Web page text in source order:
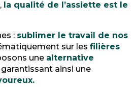
la qualité de l’assiette est le
: sublimer le travail de nos
sur lesfilières
une alternative
ainsi une